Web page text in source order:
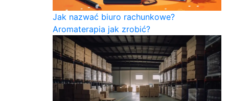
Jak nazwać biuro rachunkowe?
Aromaterapia jak zrobić?